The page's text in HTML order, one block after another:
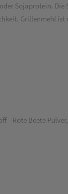
Sojaprotein. Die
Grillenmehl
- Rote Beete